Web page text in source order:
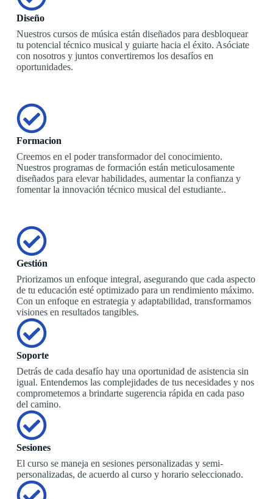
Diseño
Nuestros cursos de música están diseñados para desbloquear
tu potencial técnico musical y guiarte hacia el éxito. Asóciate
con nosotros y juntos convertiremos los desafíos en
oportunidades.
Formacion
Creemos en el poder transformador del conocimiento.
Nuestros programas de formación están meticulosamente
diseñados para elevar habilidades, aumentar la confianza y
fomentar la innovación técnico musical del estudiante..
Gestión
Priorizamos un enfoque integral, asegurando que cada aspecto
de tu educación esté optimizado para un rendimiento máximo.
Con un enfoque en estrategia y adaptabilidad, transformamos
visiones en resultados tangibles.
Soporte
Detrás de cada desafío hay una oportunidad de asistencia sin
igual. Entendemos las complejidades de tus necesidades y nos
comprometemos a brindarte sugerencia rápida en cada paso
del camino.
Sesiones
El curso se maneja en sesiones personalizadas y semi-
personalizadas, de acuerdo al curso y horario seleccionado.